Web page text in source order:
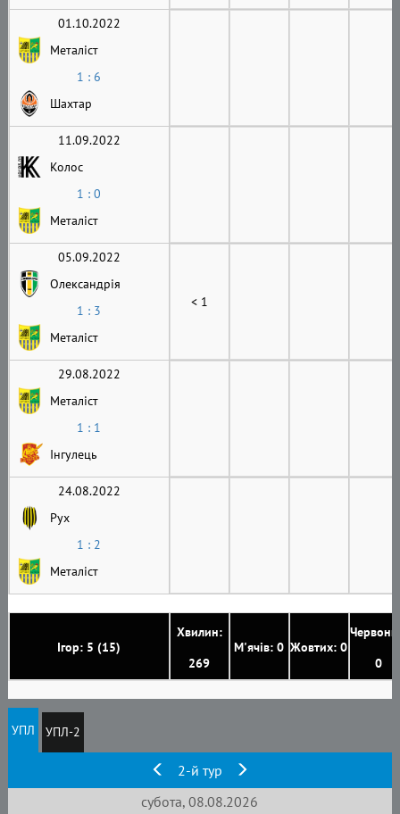
Ігор: 5 (15)
Хвилин:
269
М'ячів: 0 Жовтих: 0
0
01.10.2022
Металіст
1 : 6
Шахтар
11.09.2022
Колос
1 : 0
Металіст
05.09.2022
Олександрія
1 : 3
Металіст
< 1
29.08.2022
Металіст
1 : 1
Інгулець
24.08.2022
Рух
1 : 2
Металіст
УПЛ УПЛ-2
2-й тур
субота, 08.08.2026